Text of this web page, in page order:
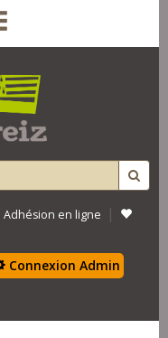
Adhésion en ligne |
Connexion Admin